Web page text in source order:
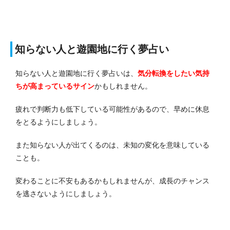
知らない人と遊園地に行く夢占い
知らない人と遊園地に行く夢占いは、 気分転換をしたい気持
ちが高まっているサインかもしれません。
疲れで判断力も低下している可能性があるので、早めに休息
をとるようにしましょう。
また知らない人が出てくるのは、未知の変化を意味している
ことも。
変わることに不安もあるかもしれませんが、成長のチャンス
を逃さないようにしましょう。